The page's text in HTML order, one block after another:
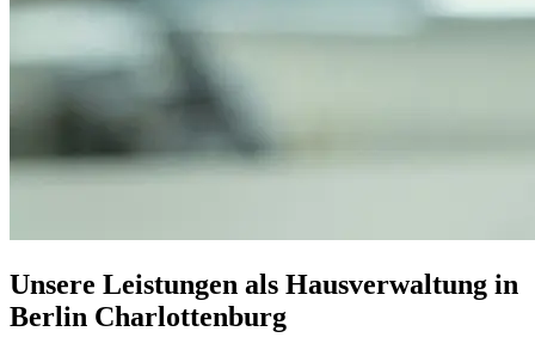
Unsere Leistungen als Hausverwaltung in
Berlin Charlottenburg